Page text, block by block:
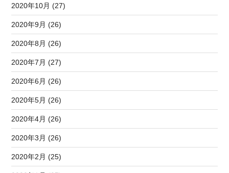
2020年10月 (27)
2020年9月 (26)
2020年8月 (26)
2020年7月 (27)
2020年6月 (26)
2020年5月 (26)
2020年4月 (26)
2020年3月 (26)
2020年2月 (25)